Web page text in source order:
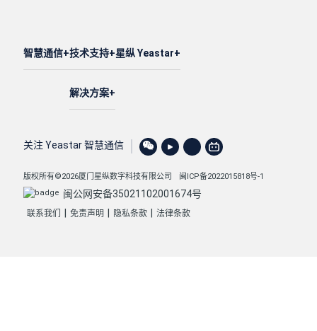
智慧通信 技术支持
解决方案
星纵 Yeastar
关注 Yeastar 智慧通信
版权所有©2026厦门星纵数字科技有限公司 闽ICP备2022015818号-1
闽公网安备35021102001674号
联系我们 免责声明 隐私条款 法律条款